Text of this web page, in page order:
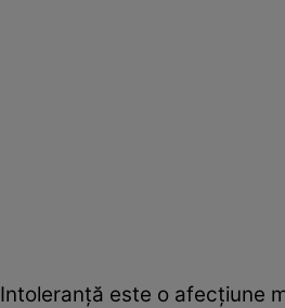
Intoleranță este o afecțiune